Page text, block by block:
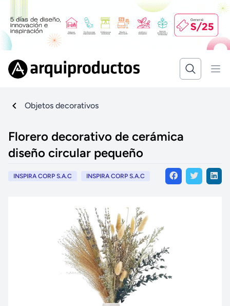
Objetos decorativos
Florero decorativo de cerámica
diseño circular pequeño
INSPIRA CORP S.A.C INSPIRA CORP S.A.C